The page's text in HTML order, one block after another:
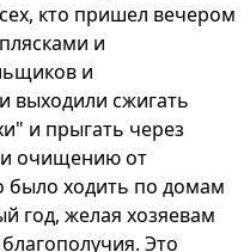
кто пришел вечером
и
и
выходили сжигать
и прыгать через
очищению от
было ходить по домам
год, желая хозяевам
Это